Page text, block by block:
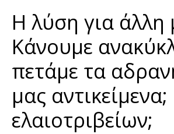
Η λύση για άλλη
Κάνουμε
πετάμε τα
μας
ελαιοτριβείων;